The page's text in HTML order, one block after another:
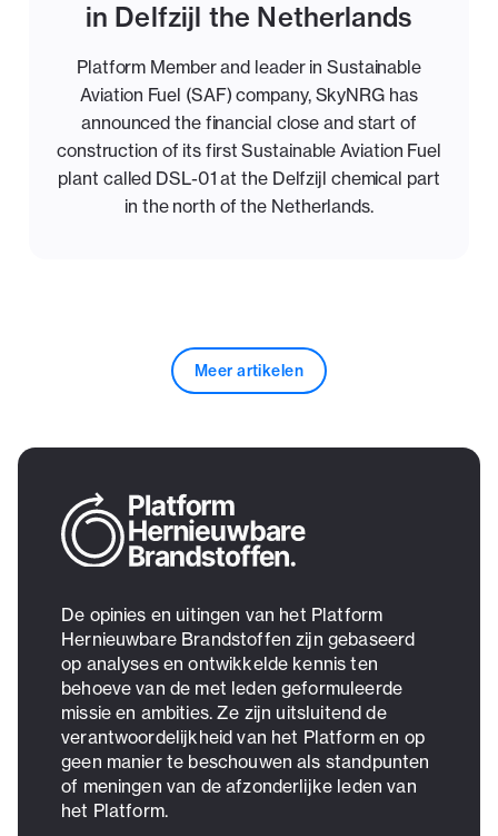
in Delfzijl the Netherlands
Platform Member and leader in Sustainable
Aviation Fuel (SAF) company, SkyNRG has
announced the financial close and start of
construction of its first Sustainable Aviation Fuel
plant called DSL-01 at the Delfzijl chemical part
in the north of the Netherlands.
Meer artikelen
De opinies en uitingen van het Platform
Hernieuwbare Brandstoffen zijn gebaseerd
op analyses en ontwikkelde kennis ten
behoeve van de met leden geformuleerde
missie en ambities. Ze zijn uitsluitend de
verantwoordelijkheid van het Platform en op
geen manier te beschouwen als standpunten
of meningen van de afzonderlijke leden van
het Platform.